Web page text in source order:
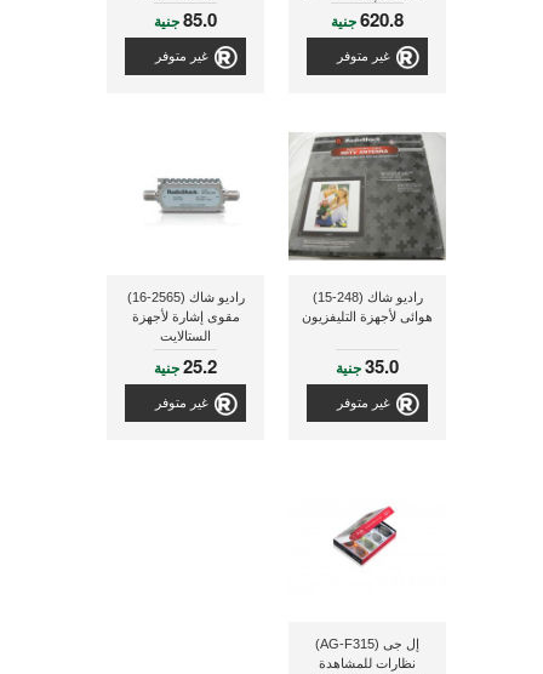
الأرجل
620.8جنية
غير متوفر
85.0جنية
غير متوفر
راديو شاك (248-15)
هوائى لأجهزة التليفزيون
35.0جنية
غير متوفر
راديو شاك (2565-16)
مقوى إشارة لأجهزة
الستالايت
25.2جنية
غير متوفر
إل جى (AG-F315)
نظارات للمشاهدة